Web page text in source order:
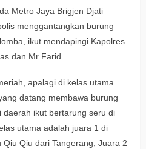
Metro Jaya Brigjen Djati
menggantangkan burung
ikut mendapingi Kapolres
dan Mr Farid.
apalagi di kelas utama
datang membawa burung
ikut bertarung seru di
utama adalah juara 1 di
Qiu dari Tangerang, Juara 2